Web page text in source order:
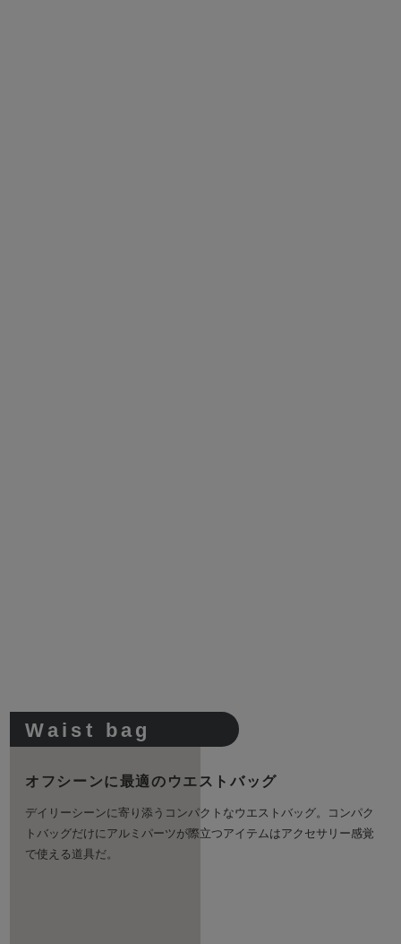
Waist bag
オフシーンに最適のウエストバッグ
デイリーシーンに寄り添うコンパクトなウエストバッグ。コンパク
トバッグだけにアルミパーツが際立つアイテムはアクセサリー感覚
で使える道具だ。